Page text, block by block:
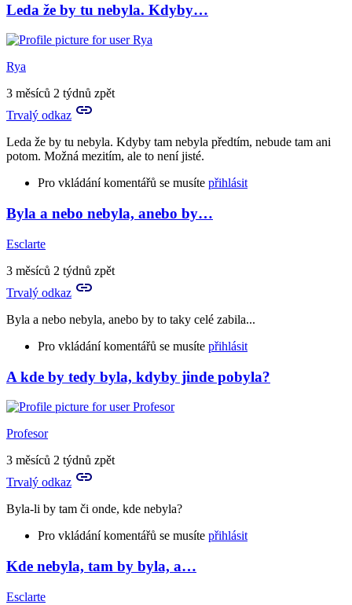
Leda že by tu nebyla. Kdyby…
Rya
3 měsíců 2 týdnů zpět
Trvalý odkaz
Leda že by tu nebyla. Kdyby tam nebyla předtím, nebude tam ani
potom. Možná mezitím, ale to není jisté.
Pro vkládání komentářů se musíte přihlásit
In
reply
to
Hm,
takže
kdyby
nebyla,
Byla a nebo nebyla, anebo by…
Esclarte
3 měsíců 2 týdnů zpět
Trvalý odkaz
Byla a nebo nebyla, anebo by to taky celé zabila...
Pro vkládání komentářů se musíte přihlásit
In
reply
to
Leda
že
by
nebyla.
by
A kde by tedy byla, kdyby jinde pobyla?
Profesor
3 měsíců 2 týdnů zpět
Trvalý odkaz
Byla-li by tam či onde, kde nebyla?
Pro vkládání komentářů se musíte přihlásit
In
Kde nebyla, tam by byla, a…
Esclarte